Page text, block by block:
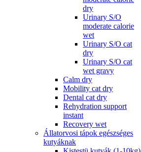
dry
Urinary S/O
moderate calorie
wet
Urinary S/O cat
dry
Urinary S/O cat
wet gravy
Calm dry
Mobility cat dry
Dental cat dry
Rehydration support
instant
Recovery wet
Állatorvosi tápok egészséges
kutyáknak